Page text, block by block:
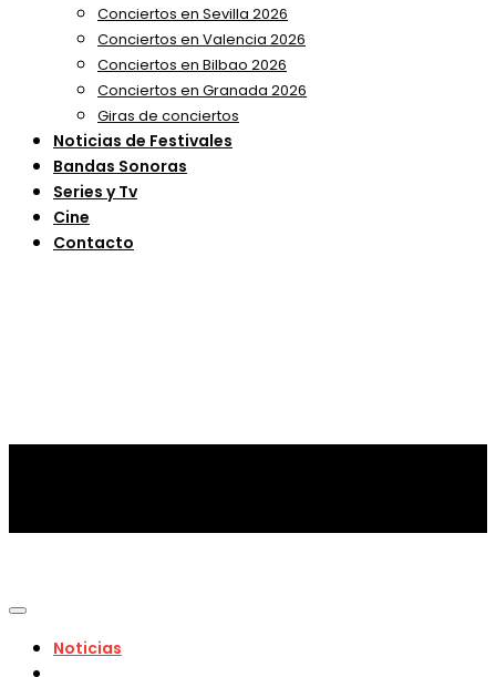
Conciertos en Sevilla 2026
Conciertos en Valencia 2026
Conciertos en Bilbao 2026
Conciertos en Granada 2026
Giras de conciertos
Noticias de Festivales
Bandas Sonoras
Series y Tv
Cine
Contacto
Noticias